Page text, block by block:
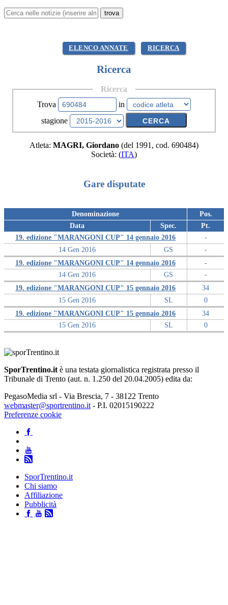
ELENCO ANNATE RICERCA
Ricerca
Ricerca
Trova
in
stagione
Atleta: MAGRI, Giordano (del 1991, cod. 690484)
Società: (ITA)
Gare disputate
Data
Denominazione
Spec.
Pos.
Pt.
14 Gen 2016
19. edizione "MARANGONI CUP" 14 gennaio 2016
GS
-
-
14 Gen 2016
19. edizione "MARANGONI CUP" 14 gennaio 2016
GS
-
-
15 Gen 2016
19. edizione "MARANGONI CUP" 15 gennaio 2016
SL
34
0
15 Gen 2016
19. edizione "MARANGONI CUP" 15 gennaio 2016
SL
34
0
SporTrentino.it è una testata giornalistica registrata presso il
Tribunale di Trento (aut. n. 1.250 del 20.04.2005) edita da:
PegasoMedia srl - Via Brescia, 7 - 38122 Trento
webmaster@sportrentino.it - P.I. 02015190222
Preferenze cookie
SporTrentino.it
Chi siamo
Affiliazione
Pubblicità